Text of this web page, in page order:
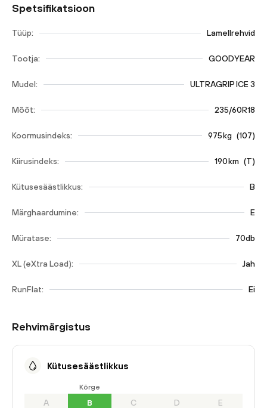
Spetsifikatsioon
Tüüp: Lamellrehvid
Tootja: GOODYEAR
Mudel: ULTRAGRIP ICE 3
Mõõt: 235/60R18
Koormusindeks: 975kg (107)
Kiirusindeks: 190km (T)
Kütusesäästlikkus: B
Märghaardumine: E
Müratase: 70db
XL (eXtra Load): Jah
RunFlat: Ei
Rehvimärgistus
Kütusesäästlikkus
A
Kõrge
B C D E